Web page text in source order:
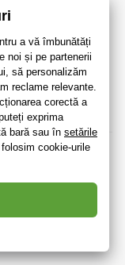
se aplică
Google și ale lor